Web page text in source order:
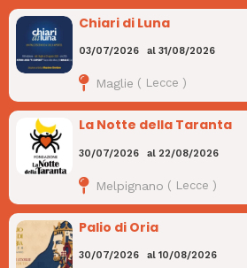
Chiari di Luna
03/07/2026 al31/08/2026
Maglie ( Lecce )
La Notte della Taranta
30/07/2026 al 22/08/2026
Melpignano ( Lecce )
Palio di Oria
30/07/2026 al10/08/2026